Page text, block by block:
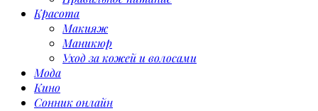
Красота
Макияж
Маникюр
Уход за кожей и волосами
Мода
Кино
Сонник онлайн